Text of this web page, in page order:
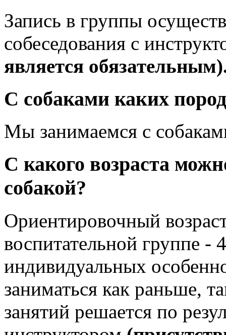
Запись в группы
собеседования с
является
С собаками каких
Мы занимаемся с
С какого возраста
собакой?
Ориентировочный
воспитательной группе -
индивидуальных
заниматься как раньше,
занятий решается по